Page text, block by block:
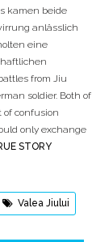
kamen beide
anlässlich
eine
from Jiu
soldier. Both of
of confusion
only exchange
STORY
Valea Jiului